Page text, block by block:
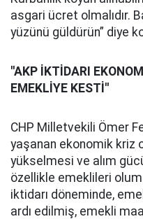
asgari ücret olmalıdır.
yüzünü güldürün” diye
''AKP İKTİDARI
EMEKLİYE KESTİ''
CHP Milletvekili Ömer
yaşanan ekonomik kriz
yükselmesi ve alım
özellikle emeklileri
iktidarı döneminde,
ardı edilmiş, emekli